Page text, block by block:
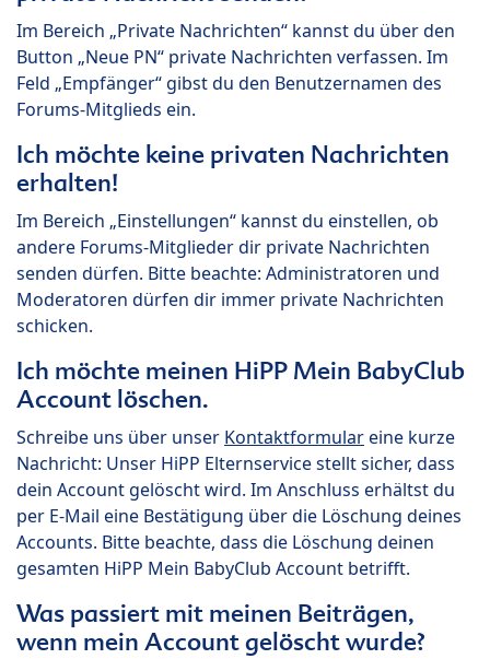
Im Bereich „Private Nachrichten“ kannst du über den
Button „Neue PN“ private Nachrichten verfassen. Im
Feld „Empfänger“ gibst du den Benutzernamen des
Forums-Mitglieds ein.
Ich möchte keine privaten Nachrichten
erhalten!
Im Bereich „Einstellungen“ kannst du einstellen, ob
andere Forums-Mitglieder dir private Nachrichten
senden dürfen. Bitte beachte: Administratoren und
Moderatoren dürfen dir immer private Nachrichten
schicken.
Ich möchte meinen HiPP Mein BabyClub
Account löschen.
Schreibe uns über unser Kontaktformulareine kurze
Nachricht: Unser HiPP Elternservice stellt sicher, dass
dein Account gelöscht wird. Im Anschluss erhältst du
per E-Mail eine Bestätigung über die Löschung deines
Accounts. Bitte beachte, dass die Löschung deinen
gesamten HiPP Mein BabyClub Account betrifft.
Was passiert mit meinen Beiträgen,
wenn mein Account gelöscht wurde?